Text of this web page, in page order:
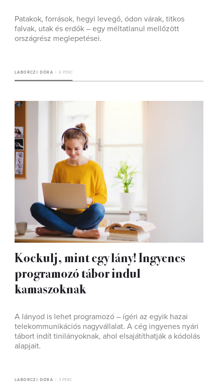
Patakok, források, hegyi levegő, ódon várak, titkos
falvak, utak és erdők – egy méltatlanul mellőzött
országrész meglepetései.
LABORCZI DÓRA 6 PERC
Kockulj, mint egy lány! Ingyenes
programozó tábor indul
kamaszoknak
A lányod is lehet programozó – ígéri az egyik hazai
telekommunikációs nagyvállalat. A cég ingyenes nyári
tábort indít tinilányoknak, ahol elsajátíthatják a kódolás
alapjait.
LABORCZI DÓRA 3 PERC